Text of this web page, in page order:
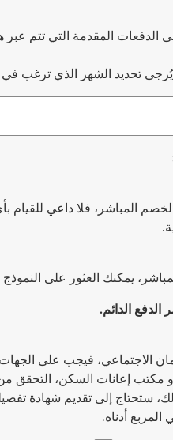
الدفعات المقدمة التي تتم
يُرجى تحديد الشهر الذي ترغب
المباشر، فلا داعي
يمكنك العثور على
الدفع الدائم.
الاجتماعي، فيجب على
إعانات السكن، التحقق من
ستحتاج إلى تقديم شهادة
أدناه.